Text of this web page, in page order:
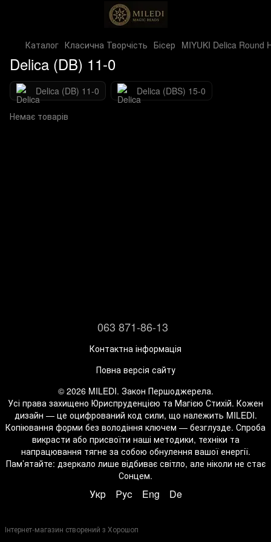
Каталог Класична Творчість Бісер MIYUKI Delica Round
Delica (DB) 11-0
Delica (DB) 11-0 Delica (DBS) 15-0
Немає товарів
063 871-86-13
Контактна інформація
Повна версія сайту
© 2026 MILEDI. Закон Першоджерела.
Усі права захищено Юриспруденцією та Магією Стихій. Кожен
дизайн — це оцифрований код сили, що належить MILEDI.
Копіювання форми без володіння ключем — безглузде. Спроба
викрасти або присвоїти наші методики, техніки та
напрацювання тягне за собою обнулення вашої енергії.
Пам’ятайте: дзеркало лише відбиває світло, але ніколи не стає
Сонцем.
Укр Рус Eng De
Інтернет-магазин створений з Хорошоп